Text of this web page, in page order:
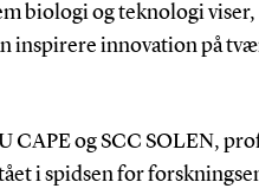
biologi og teknologi viser,
inspirere innovation på
CAPE og SCC SOLEN,
i spidsen for